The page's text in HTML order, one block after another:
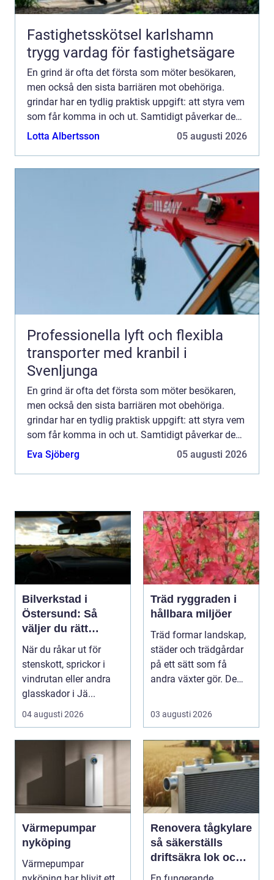
Fastighetsskötsel karlshamn
trygg vardag för fastighetsägare
En grind är ofta det första som möter besökaren,
men också den sista barriären mot obehöriga.
grindar har en tydlig praktisk uppgift: att styra vem
som får komma in och ut. Samtidigt påverkar de
helhetsintrycket av en fastighet, både visuellt och
Lotta Albertsson 05 augusti 2026
Professionella lyft och flexibla
transporter med kranbil i
Svenljunga
En grind är ofta det första som möter besökaren,
men också den sista barriären mot obehöriga.
grindar har en tydlig praktisk uppgift: att styra vem
som får komma in och ut. Samtidigt påverkar de
helhetsintrycket av en fastighet, både visuellt och
Eva Sjöberg 05 augusti 2026
Bilverkstad i
Östersund: Så
väljer du rätt
verkstad för
glasskador
När du råkar ut för
stenskott, sprickor i
vindrutan eller andra
glasskador i Jä...
04 augusti 2026
Träd ryggraden i
hållbara miljöer
Träd formar landskap,
städer och trädgårdar
på ett sätt som få
andra växter gör. De
03 augusti 2026
Värmepumpar
nyköping
Värmepumpar
Renovera tågkylare
så säkerställs
driftsäkra lok och
tågsystem